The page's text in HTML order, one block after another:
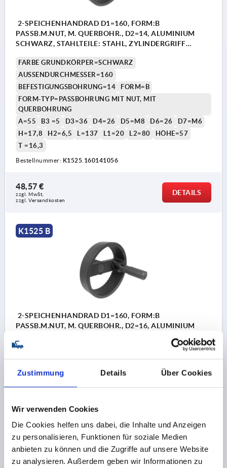
Zustimmung Details Über Cookies
Wir verwenden Cookies
Die Cookies helfen uns dabei, die Inhalte und Anzeigen
zu personalisieren, Funktionen für soziale Medien
anbieten zu können und die Zugriffe auf unsere Website
zu analysieren. Außerdem geben wir Informationen zu
2-SPEICHENHANDRAD D1=160, FORM:B
PASSB.M.NUT, M. QUERBOHR., D2=14, ALUMINIUM
SCHWARZ, STAHLTEILE: STAHL, ZYLINDERGRIFF
FARBE GRUNDKÖRPER=SCHWARZ
AUSSENDURCHMESSER=160
BEFESTIGUNGSBOHRUNG=14
FORM=B
FORM-TYP=PASSBOHRUNG MIT NUT, MIT
QUERBOHRUNG
A=55
B3 =5 D3=36 D4=26 D5=M8 D6=26
D7=M6
H=17,8
H2=6,5 L=137 L1=20 L2=80
HÖHE=57
T =16,3
Bestellnummer: K1525.160141056
48,57 €
zzgl. MwSt.
zzgl. Versandkosten
DETAILS
K1525 B
2-SPEICHENHANDRAD D1=160, FORM:B
PASSB.M.NUT, M. QUERBOHR., D2=16, ALUMINIUM
UMLEGBAR
BEFESTIGUNGSBOHRUNG=16
A=55
B3 =5 D3=36 D4=26
H=17,8
H2=8 L=137 L1=20 L2=80
HÖHE=57
T =18,3
Bestellnummer:K1525.160161056